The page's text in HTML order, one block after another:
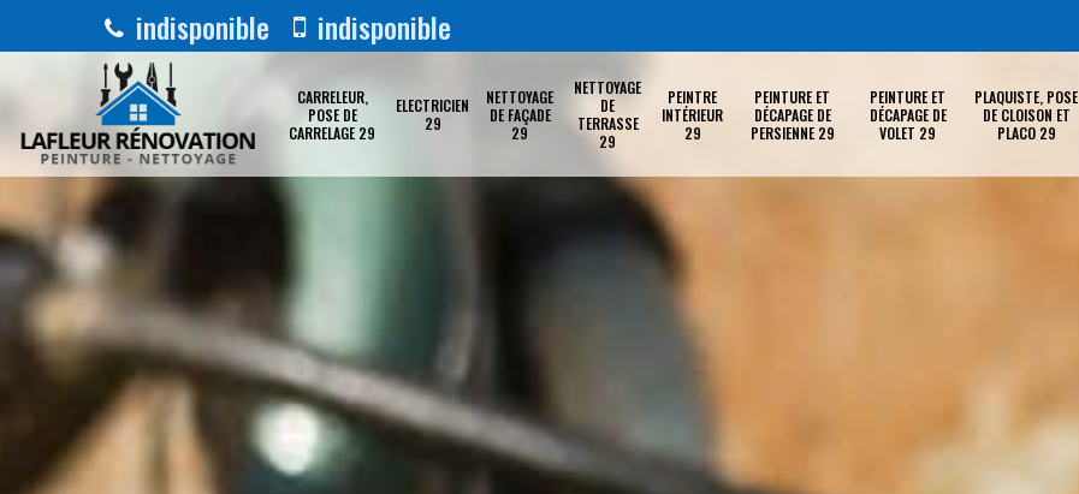
indisponible indisponible
CARRELEUR,
POSE DE
CARRELAGE 29
ELECTRICIEN
29
NETTOYAGE
DE FAÇADE
29
NETTOYAGE
DE
TERRASSE
29
PEINTRE
INTÉRIEUR
29
PEINTURE ET
DÉCAPAGE DE
PERSIENNE 29
PEINTURE ET
DÉCAPAGE DE
VOLET 29
PLAQUISTE, POSE
DE CLOISON ET
PLACO 29